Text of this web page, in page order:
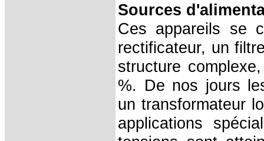
Sources
Ces appareils se
rectificateur, un
structure
%. De nos jours
un transformateur
applications